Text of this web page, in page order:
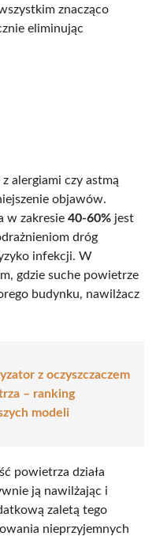
znacząco
eliminując
alergiami czy astmą
objawów.
w zakresie 40-60% jest
dróg
infekcji. W
gdzie suche powietrze
budynku, nawilżacz
z oczyszczaczem
– ranking
modeli
powietrza działa
ją nawilżając i
zaletą tego
nieprzyjemnych